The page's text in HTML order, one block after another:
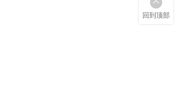
回到顶部